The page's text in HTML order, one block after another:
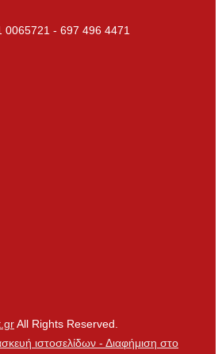
0065721 - 697 496 4471
All Rights Reserved.
ιστοσελίδων - Διαφήμιση στο